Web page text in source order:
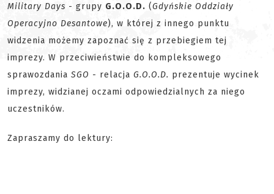
Military Days - grupy G.O.O.D. (Gdyńskie Oddziały
Operacyjno Desantowe), w której z innego punktu
widzenia możemy zapoznać się z przebiegiem tej
imprezy. W przeciwieństwie do kompleksowego
sprawozdania SGO - relacja G.O.O.D. prezentuje wycinek
imprezy, widzianej oczami odpowiedzialnych za niego
uczestników.
Zapraszamy do lektury: